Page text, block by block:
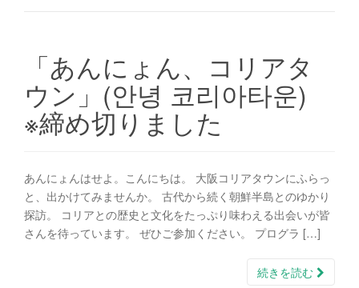
「あんにょん、コリアタ
ウン」(안녕 코리아타운)
※締め切りました
あんにょんはせよ。こんにちは。 大阪コリアタウンにふらっ
と、出かけてみませんか。 古代から続く朝鮮半島とのゆかり
探訪。 コリアとの歴史と文化をたっぷり味わえる出会いが皆
さんを待っています。 ぜひご参加ください。 プログラ […]
続きを読む